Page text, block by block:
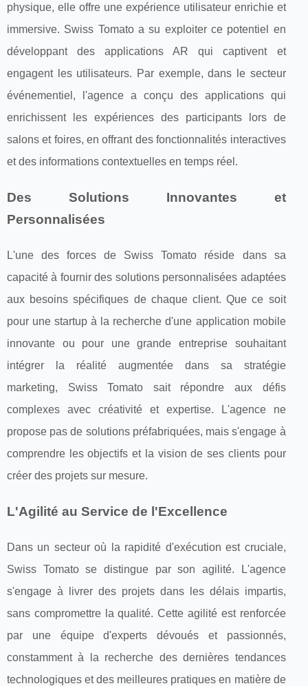
physique, elle offre une expérience utilisateur enrichie et
immersive. Swiss Tomato a su exploiter ce potentiel en
développant des applications AR qui captivent et
engagent les utilisateurs. Par exemple, dans le secteur
événementiel, l'agence a conçu des applications qui
enrichissent les expériences des participants lors de
salons et foires, en offrant des fonctionnalités interactives
et des informations contextuelles en temps réel.
Des Solutions Innovantes et
Personnalisées
L'une des forces de Swiss Tomato réside dans sa
capacité à fournir des solutions personnalisées adaptées
aux besoins spécifiques de chaque client. Que ce soit
pour une startup à la recherche d'une application mobile
innovante ou pour une grande entreprise souhaitant
intégrer la réalité augmentée dans sa stratégie
marketing, Swiss Tomato sait répondre aux défis
complexes avec créativité et expertise. L'agence ne
propose pas de solutions préfabriquées, mais s'engage à
comprendre les objectifs et la vision de ses clients pour
créer des projets sur mesure.
L'Agilité au Service de l'Excellence
Dans un secteur où la rapidité d'exécution est cruciale,
Swiss Tomato se distingue par son agilité. L'agence
s'engage à livrer des projets dans les délais impartis,
sans compromettre la qualité. Cette agilité est renforcée
par une équipe d'experts dévoués et passionnés,
constamment à la recherche des dernières tendances
technologiques et des meilleures pratiques en matière de